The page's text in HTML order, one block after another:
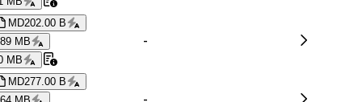
MD202.00 B
MB
MB
-
MD277.00 B